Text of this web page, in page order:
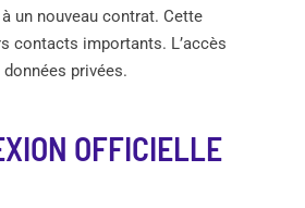
un nouveau contrat. Cette
contacts importants. L’accès
privées.
OFFICIELLE